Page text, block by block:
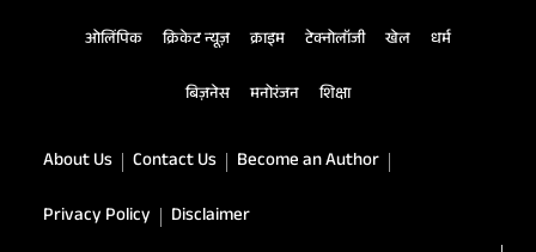
ओलिंपिक क्रिकेट न्यूज़ क्राइम टेक्नोलॉजी खेल धर्म
बिज़नेस मनोरंजन शिक्षा
About Us Contact Us
Become an Author
Privacy Policy
Disclaimer